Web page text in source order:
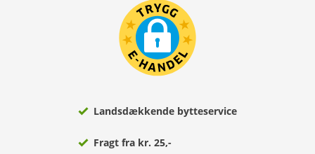
Landsdækkende bytteservice
Fragt fra kr. 25,-